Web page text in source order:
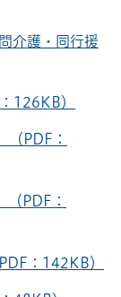
介護・同行援
126KB）
（PDF：
（PDF：
：142KB）